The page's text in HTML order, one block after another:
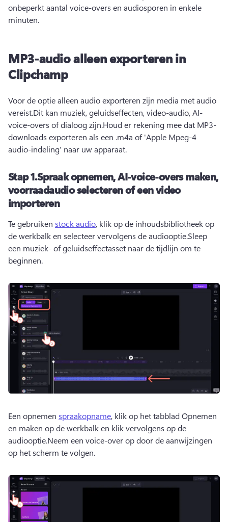
onbeperkt aantal voice-overs en audiosporen in enkele
minuten.
MP3-audio alleen exporteren in
Clipchamp
Voor de optie alleen audio exporteren zijn media met audio
vereist.Dit kan muziek, geluidseffecten, video-audio, AI-
voice-overs of dialoog zijn.Houd er rekening mee dat MP3-
downloads exporteren als een .m4a of 'Apple Mpeg-4
audio-indeling' naar uw apparaat.
Stap 1.Spraak opnemen, AI-voice-overs maken,
voorraadaudio selecteren of een video
importeren
Te gebruiken stock audio, klik op de inhoudsbibliotheek op
de werkbalk en selecteer vervolgens de audiooptie.Sleep
een muziek- of geluidseffectasset naar de tijdlijn om te
beginnen.
Een opnemen spraakopname, klik op het tabblad Opnemen
en maken op de werkbalk en klik vervolgens op de
audiooptie.Neem een voice-over op door de aanwijzingen
op het scherm te volgen.